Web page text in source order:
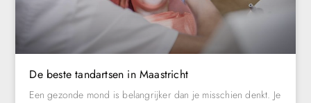
De beste tandartsen in Maastricht
Een gezonde mond is belangrijker dan je misschien denkt. Je